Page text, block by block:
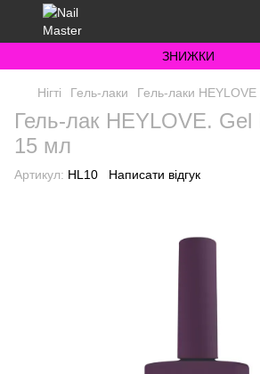
ЗНИЖКИ
Нігті Гель-лаки Гель-лаки HEYLOVE
Гель-лак HEYLOVE. Gel
15 мл
Артикул: HL10 Написати відгук